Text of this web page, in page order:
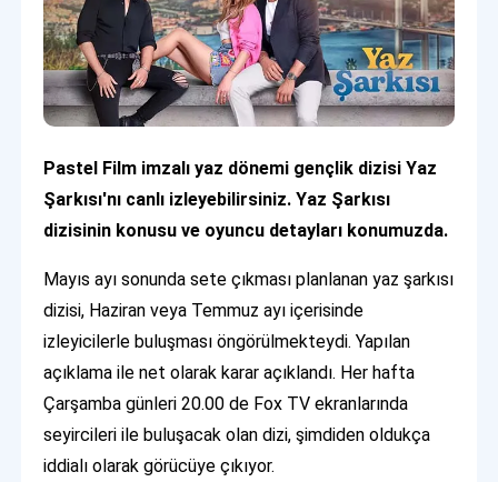
Pastel Film imzalı yaz dönemi gençlik dizisi Yaz
Şarkısı'nı canlı izleyebilirsiniz. Yaz Şarkısı
dizisinin konusu ve oyuncu detayları konumuzda.
Mayıs ayı sonunda sete çıkması planlanan yaz şarkısı
dizisi, Haziran veya Temmuz ayı içerisinde
izleyicilerle buluşması öngörülmekteydi. Yapılan
açıklama ile net olarak karar açıklandı. Her hafta
Çarşamba günleri 20.00 de Fox TV ekranlarında
seyircileri ile buluşacak olan dizi, şimdiden oldukça
iddialı olarak görücüye çıkıyor.